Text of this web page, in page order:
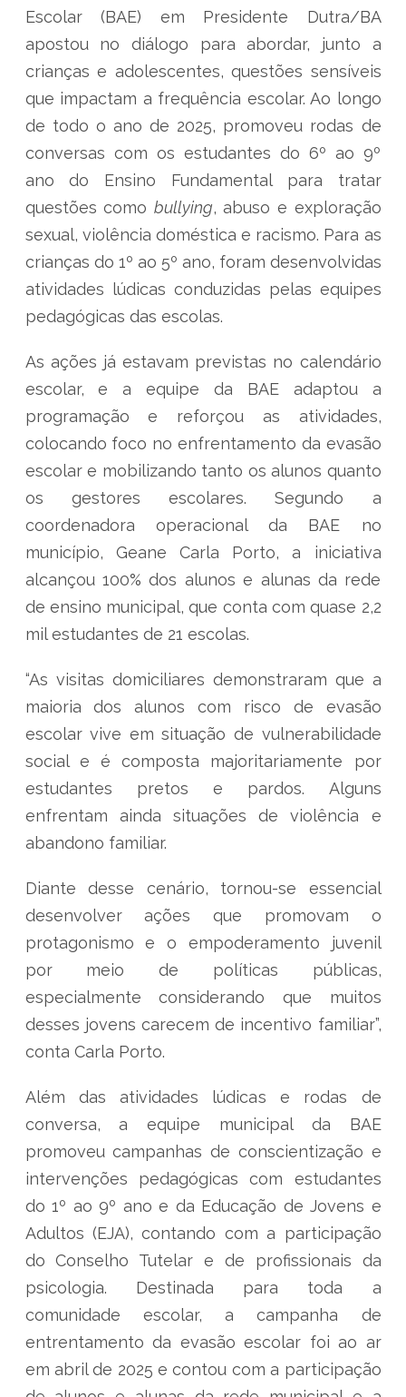
Escolar (BAE) em Presidente Dutra/BA
apostou no diálogo para abordar, junto a
crianças e adolescentes, questões sensíveis
que impactam a frequência escolar. Ao longo
de todo o ano de 2025, promoveu rodas de
conversas com os estudantes do 6º ao 9º
ano do Ensino Fundamental para tratar
questões como bullying, abuso e exploração
sexual, violência doméstica e racismo. Para as
crianças do 1º ao 5º ano, foram desenvolvidas
atividades lúdicas conduzidas pelas equipes
pedagógicas das escolas.
As ações já estavam previstas no calendário
escolar, e a equipe da BAE adaptou a
programação e reforçou as atividades,
colocando foco no enfrentamento da evasão
escolar e mobilizando tanto os alunos quanto
os gestores escolares. Segundo a
coordenadora operacional da BAE no
município, Geane Carla Porto, a iniciativa
alcançou 100% dos alunos e alunas da rede
de ensino municipal, que conta com quase 2,2
mil estudantes de 21 escolas.
“As visitas domiciliares demonstraram que a
maioria dos alunos com risco de evasão
escolar vive em situação de vulnerabilidade
social e é composta majoritariamente por
estudantes pretos e pardos. Alguns
enfrentam ainda situações de violência e
abandono familiar.
Diante desse cenário, tornou-se essencial
desenvolver ações que promovam o
protagonismo e o empoderamento juvenil
por meio de políticas públicas,
especialmente considerando que muitos
desses jovens carecem de incentivo familiar”,
conta Carla Porto.
Além das atividades lúdicas e rodas de
conversa, a equipe municipal da BAE
promoveu campanhas de conscientização e
intervenções pedagógicas com estudantes
do 1º ao 9º ano e da Educação de Jovens e
Adultos (EJA), contando com a participação
do Conselho Tutelar e de profissionais da
psicologia. Destinada para toda a
comunidade escolar, a campanha de
entrentamento da evasão escolar foi ao ar
em abril de 2025 e contou com a participação